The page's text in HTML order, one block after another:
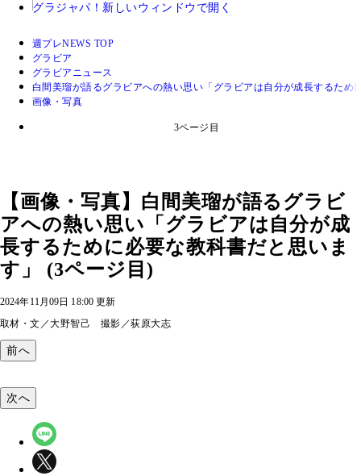
グラジャパ！ 新しいウィンドウで開く
週プレNEWS TOP
グラビア
グラビアニュース
白間美瑠が語るグラビアへの熱い思い「グラビアは自分が成長するため
画像・写真
3ページ目
【画像・写真】白間美瑠が語るグラビ
アへの熱い思い「グラビアは自分が成
長するために必要な教科書だと思いま
す」 (3ページ目)
2024年11月09日 18:00 更新
取材・文／大野智己 撮影／荻原大志
前へ
次へ